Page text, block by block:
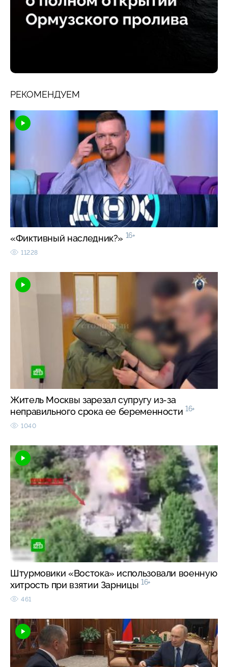
РЕКОМЕНДУЕМ
«Фиктивный наследник?» 16+
11228
Житель Москвы зарезал супругу из-за
неправильного срока ее беременности 16+
1040
Штурмовики «Востока» использовали военную
хитрость при взятии Зарницы 16+
461